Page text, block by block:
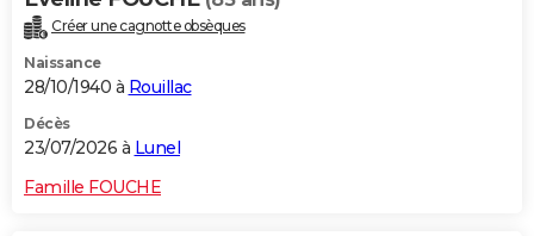
Créer une cagnotte obsèques
Naissance
28/10/1940 à Rouillac
Décès
23/07/2026 à Lunel
Famille FOUCHE